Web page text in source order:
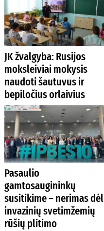
JK žvalgyba: Rusijos
moksleiviai mokysis
naudoti šautuvus ir
bepiločius orlaivius
Pasaulio
gamtosaugininkų
susitikime – nerimas dėl
invazinių svetimžemių
rūšių plitimo